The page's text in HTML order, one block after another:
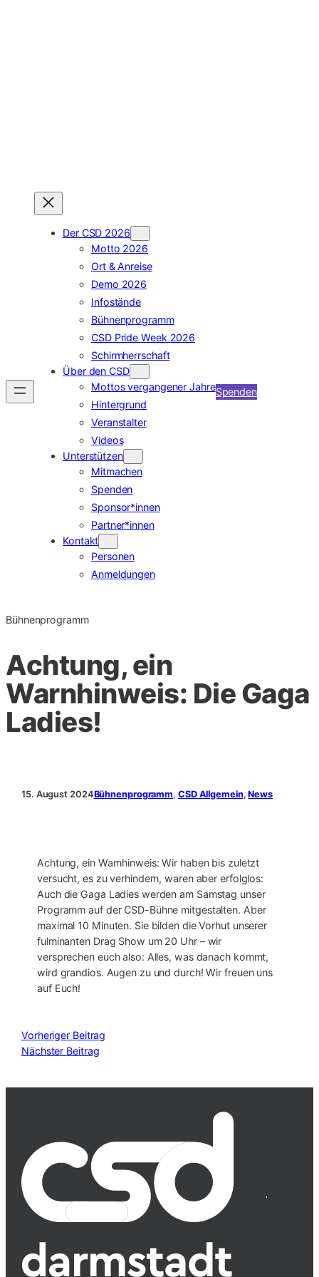
Der CSD 2026
Motto 2026
Ort & Anreise
Demo 2026
Infostände
Bühnenprogramm
CSD Pride Week 2026
Schirmherrschaft
Über den CSD
Mottos vergangener Jahre
Hintergrund
Veranstalter
Videos
Unterstützen
Mitmachen
Spenden
Sponsor*innen
Partner*innen
Kontakt
Personen
Anmeldungen
Spenden
Bühnenprogramm
Achtung, ein
Warnhinweis: Die Gaga
Ladies!
15. August 2024Bühnenprogramm, CSD Allgemein, News
Achtung, ein Warnhinweis: Wir haben bis zuletzt
versucht, es zu verhindern, waren aber erfolglos:
Auch die Gaga Ladies werden am Samstag unser
Programm auf der CSD-Bühne mitgestalten. Aber
maximal 10 Minuten. Sie bilden die Vorhut unserer
fulminanten Drag Show um 20 Uhr – wir
versprechen euch also: Alles, was danach kommt,
wird grandios. Augen zu und durch! Wir freuen uns
auf Euch!
Vorheriger Beitrag
Nächster Beitrag